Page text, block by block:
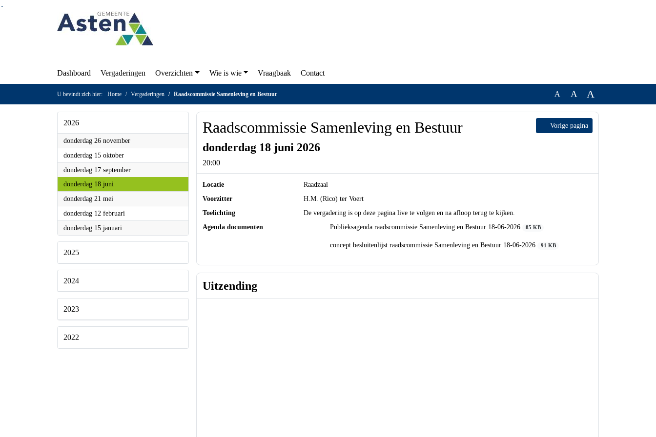
Ga naar de inhoud van deze pagina
Ga naar het zoeken
Ga naar het menu
Dashboard Vergaderingen Overzichten Wie is wie Vraagbaak
U bevindt zich hier: Home Vergaderingen Raadscommissie Samenleving en Bestuur A A A
2026
donderdag 26 november
donderdag 15 oktober
donderdag 17 september
donderdag 18 juni
donderdag 21 mei
donderdag 12 februari
donderdag 15 januari
2025
2024
2023
2022
Vorige pagina
Raadscommissie Samenleving en
Bestuur
donderdag 18 juni 2026
20:00
Locatie
Raadzaal
Voorzitter
H.M. (Rico) ter Voert
Toelichting
De vergadering is op deze pagina live te volgen en na afloop terug te kijken.
Publieksagenda raadscommissie Samenleving en Bestuur 18-06-2026
concept besluitenlijst raadscommissie Samenleving en Bestuur 18-06-2026